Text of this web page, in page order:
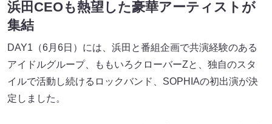
浜田CEOも熱望した豪華アーティストが
集結
DAY1（6月6日）には、浜田と番組企画で共演経験のある
アイドルグループ、ももいろクローバーZと、独自のスタ
イルで活動し続けるロックバンド、SOPHIAの初出演が決
定しました。